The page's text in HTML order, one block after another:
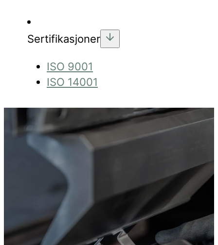
Sertifikasjoner
ISO 9001
ISO 14001
Kontakt oss
Du er velkommen til å besøke eller kontakte oss når som
bidrar gjerne med laserskjæring og knekking slik at du
trenger, klar til bruk/montering